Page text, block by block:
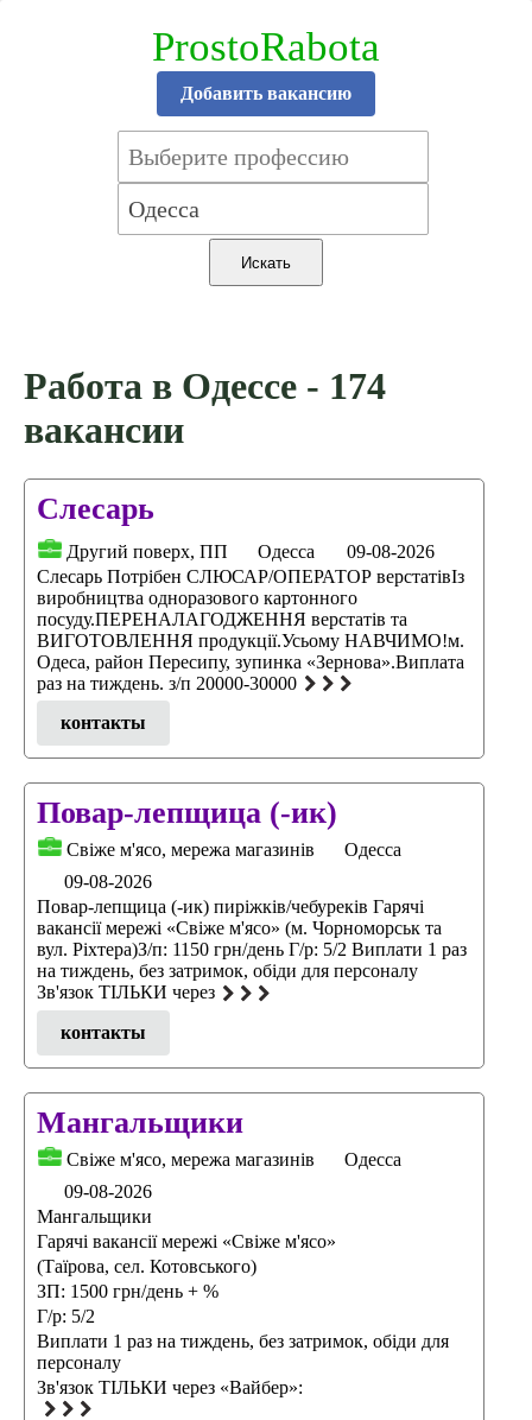
ProstoRabota
Добавить вакансию
Работа в Одессе - 174
вакансии
Слесарь
Другий поверх, ПП Одесса
09-08-2026
Слесарь Потрібен СЛЮСАР/ОПЕРАТОР верстатівІз
виробництва одноразового картонного
посуду.ПЕРЕНАЛАГОДЖЕННЯ верстатів та
ВИГОТОВЛЕННЯ продукції.Усьому НАВЧИМО!м.
Одеса, район Пересипу, зупинка «Зернова».Виплата
раз на тиждень. з/п 20000-30000
контакты
Повар-лепщица (-ик)
Свіже м'ясо, мережа магазинів
Одесса
09-08-2026
Повар-лепщица (-ик) пиріжків/чебуреків Гарячі
вакансії мережі «Свіже м'ясо» (м. Чорноморськ та
вул. Ріхтера)З/п: 1150 грн/день Г/р: 5/2 Виплати 1 раз
на тиждень, без затримок, обіди для персоналу
Зв'язок ТІЛЬКИ через
контакты
Мангальщики
Свіже м'ясо, мережа магазинів
Одесса
09-08-2026
Мангальщики
Гарячі вакансії мережі «Свіже м'ясо»
(Таїрова, сел. Котовського)
ЗП: 1500 грн/день + %
Г/р: 5/2
Виплати 1 раз на тиждень, без затримок, обіди для
персоналу
Зв'язок ТІЛЬКИ через «Вайбер»: